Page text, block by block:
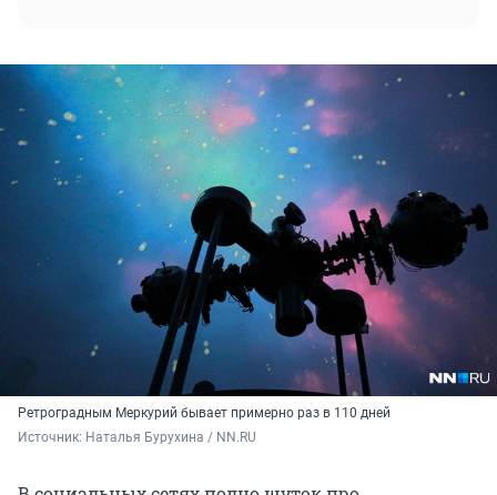
Ретроградным Меркурий бывает примерно раз в 110 дней
Источник: Наталья Бурухина / NN.RU